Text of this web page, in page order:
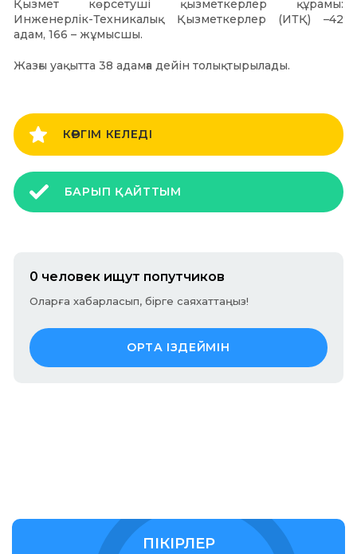
Қызмет көрсетуші қызметкерлер құрамы:
Инженерлік-Техникалық Қызметкерлер (ИТҚ) –42
адам, 166 – жұмысшы.
Жазғы уақытта 38 адамға дейін толықтырылады.
КӨРГІМ КЕЛЕДІ
БАРЫП ҚАЙТТЫМ
0 человек ищут попутчиков
Оларға хабарласып, бірге саяхаттаңыз!
ОРТА ІЗДЕЙМІН
ПІКІРЛЕР